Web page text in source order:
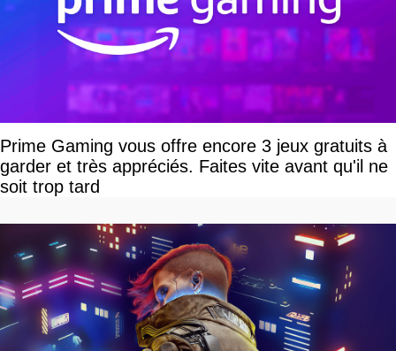
Prime Gaming vous offre encore 3 jeux gratuits à
garder et très appréciés. Faites vite avant qu'il ne
soit trop tard